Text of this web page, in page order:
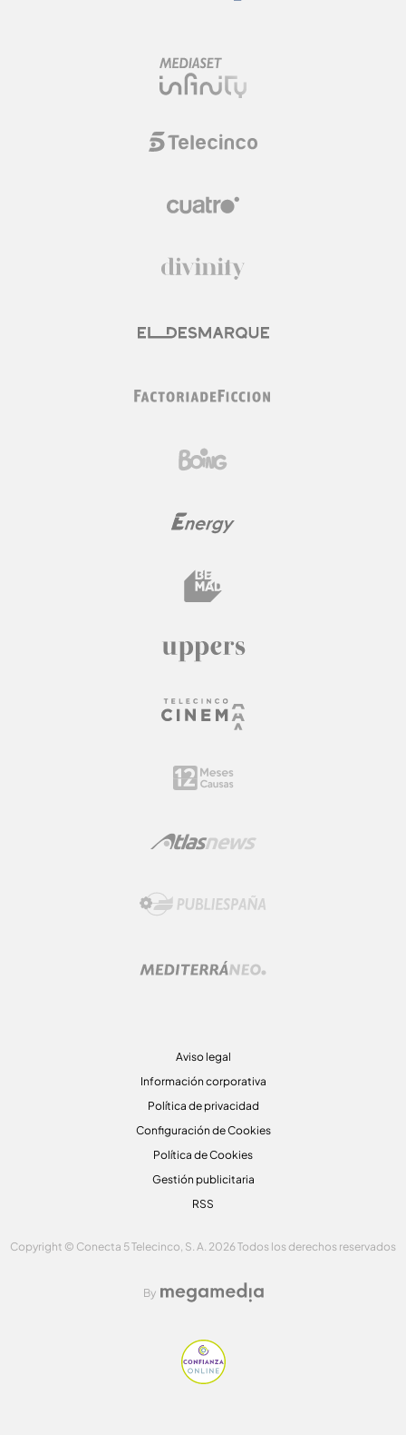
Aviso legal
Información corporativa
Política de privacidad
Configuración de Cookies
Política de Cookies
Gestión publicitaria
RSS
Copyright © Conecta 5 Telecinco, S. A. 2026 Todos los derechos reservados
By